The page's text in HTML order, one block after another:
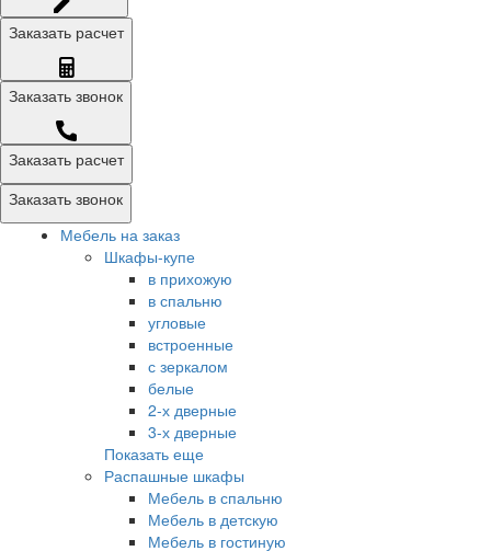
Заказать расчет
Заказать звонок
Заказать расчет
Заказать звонок
Мебель на заказ
Шкафы-купе
в прихожую
в спальню
угловые
встроенные
с зеркалом
белые
2-х дверные
3-х дверные
Показать еще
Распашные шкафы
Мебель в спальню
Мебель в детскую
Мебель в гостиную